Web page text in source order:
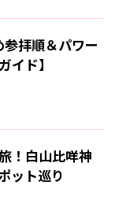
参拝順＆パワー
イド】
！白山比咩神
ット巡り